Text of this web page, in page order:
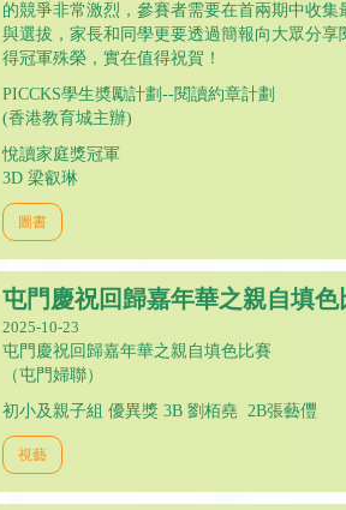
的競爭非常激烈，參賽者需要在首兩期中收
與選拔，家長和同學更要透過簡報向大眾分
得冠軍殊榮，實在值得祝賀！
PICCKS學生奬勵計劃--閱讀約章計劃
(香港教育城主辦)
悅讀家庭獎冠軍
3D 梁叡琳
圖書
屯門慶祝回歸嘉年華之親自填色
2025-10-23
屯門慶祝回歸嘉年華之親自填色比賽
（屯門婦聯）
初小及親子組 優異獎 3B 劉栢堯 2B張藝㒥
視藝